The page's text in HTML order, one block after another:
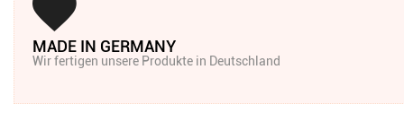
MADE IN GERMANY
Wir fertigen unsere Produkte in Deutschland